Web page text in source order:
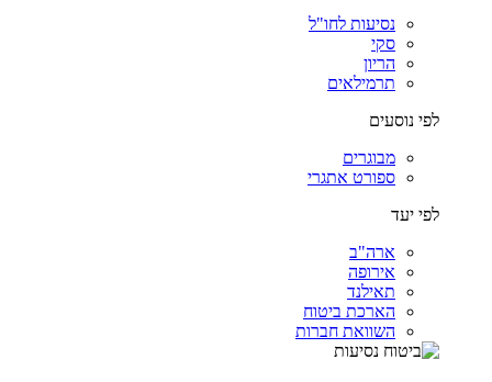
נסיעות לחו"ל
סקי
הריון
תרמילאים
לפי נוסעים
מבוגרים
ספורט אתגרי
לפי יעד
ארה"ב
אירופה
תאילנד
הארכת ביטוח
השוואת חברות